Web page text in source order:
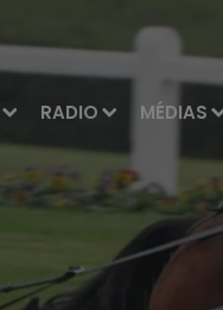
RADIO MÉDIAS